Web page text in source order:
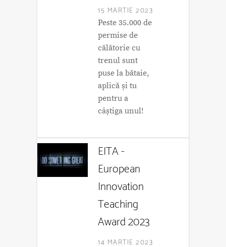
15 MARTIE 2023
Peste 35.000 de
permise de
călătorie cu
trenul sunt
puse la bătaie,
aplică și tu
pentru a
câștiga unul!
EITA -
European
Innovation
Teaching
Award 2023
14 MARTIE 2023